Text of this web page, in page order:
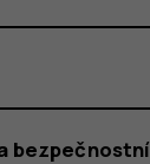
bezpečnostní